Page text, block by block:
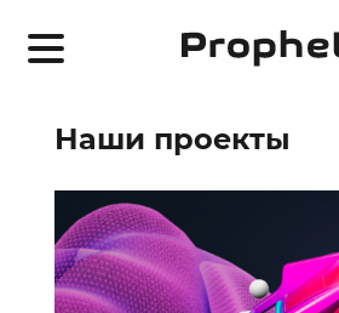
Наши проекты